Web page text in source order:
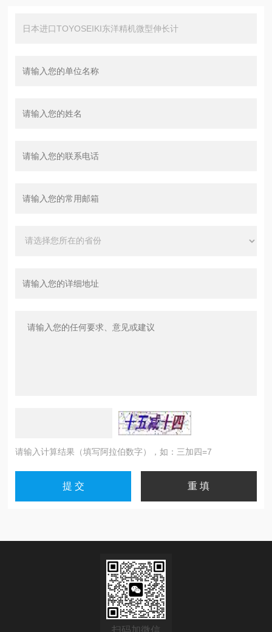
请输入计算结果（填写阿拉伯数字），如：三加四=7
扫码加微信